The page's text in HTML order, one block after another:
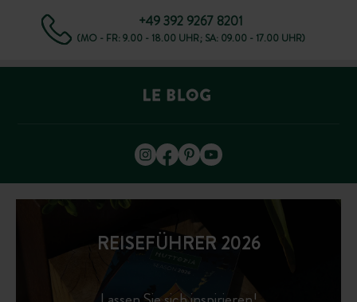
+49 392 9267 8201
(MO - FR: 9.00 - 18.00 UHR; SA: 09.00 - 17.00 UHR)
REISEFÜHRER 2026